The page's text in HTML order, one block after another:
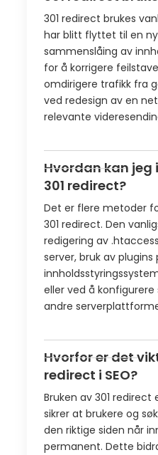
301 redirect brukes
har blitt flyttet til en ny
sammenslåing av
for å korrigere
omdirigere trafikk fra
ved redesign av en
relevante
Hvordan kan jeg
301 redirect?
Det er flere metoder
301 redirect. Den
redigering av
server, bruk av plugins
eller ved å
andre
Hvorfor er det
redirect i SEO?
Bruken av 301 redirect
sikrer at brukere og
den riktige siden når
permanent. Dette